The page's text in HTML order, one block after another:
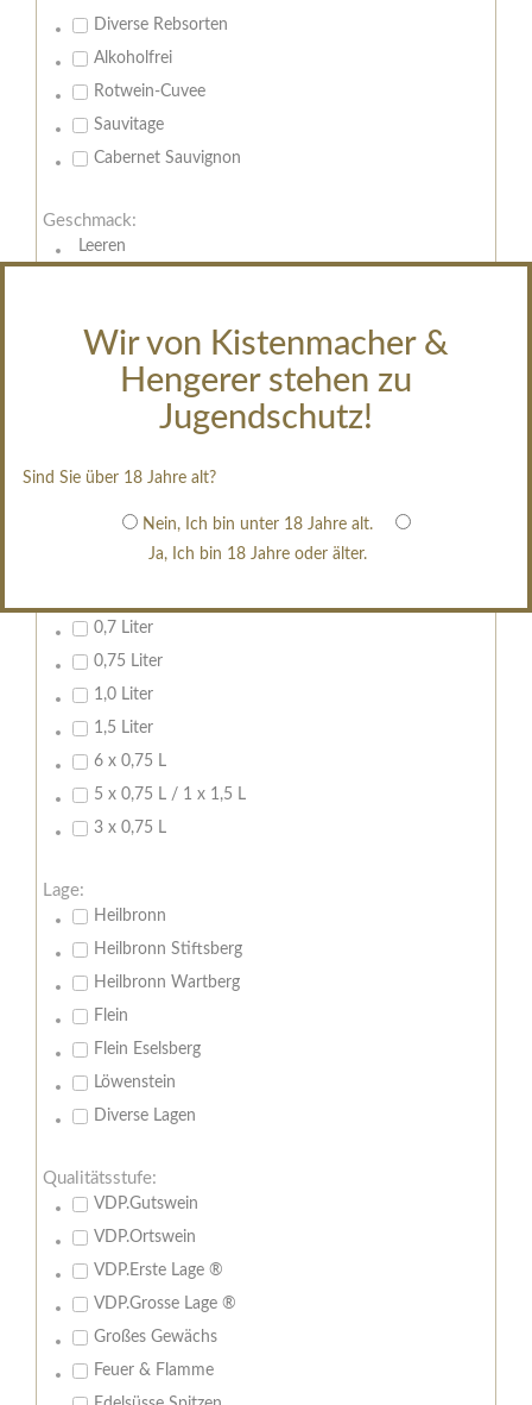
Wir von Kistenmacher &
Hengerer stehen zu
Jugendschutz!
Sind Sie über 18 Jahre alt?
Nein, Ich bin unter 18 Jahre alt.
Ja, Ich bin 18 Jahre oder älter.
Diverse Rebsorten
Alkoholfrei
Rotwein-Cuvee
Sauvitage
Cabernet Sauvignon
Geschmack:
Leeren
halbtrocken
restsüß
weißgekeltert
0,7 Liter
0,75 Liter
1,0 Liter
1,5 Liter
6 x 0,75 L
5 x 0,75 L / 1 x 1,5 L
3 x 0,75 L
Lage:
Heilbronn
Heilbronn Stiftsberg
Heilbronn Wartberg
Flein
Flein Eselsberg
Löwenstein
Diverse Lagen
Qualitätsstufe:
VDP.Gutswein
VDP.Ortswein
VDP.Erste Lage ®
VDP.Grosse Lage ®
Großes Gewächs
Feuer & Flamme